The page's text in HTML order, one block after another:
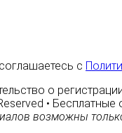
с
о
•
возможны